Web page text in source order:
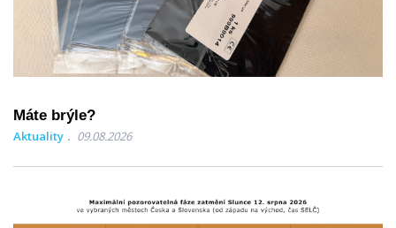
Máte brýle?
Aktuality 09.08.2026